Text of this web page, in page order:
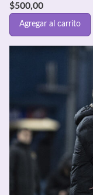
$500,00
Agregar al carrito